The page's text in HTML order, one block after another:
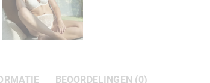
BEOORDELINGEN (0)